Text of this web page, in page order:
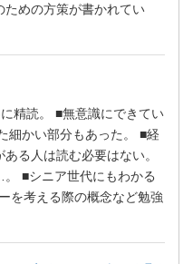
めの方策が書かれてい
精読。 ■無意識にできてい
細かい部分もあった。 ■経
る人は読む必要はない。
■シニア世代にもわかる
を考える際の概念など勉強